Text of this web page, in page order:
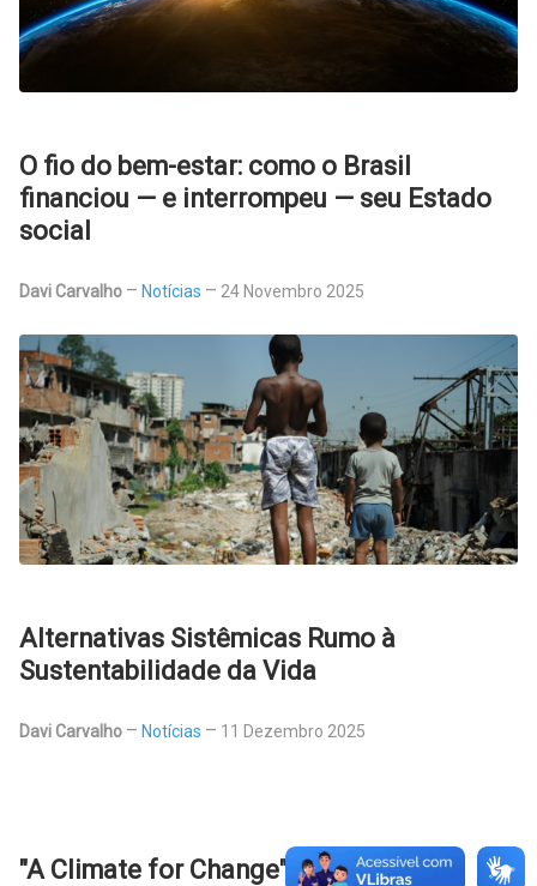
O fio do bem-estar: como o Brasil
financiou — e interrompeu — seu Estado
social
Davi Carvalho Notícias 24 Novembro 2025
Alternativas Sistêmicas Rumo à
Sustentabilidade da Vida
Davi Carvalho Notícias 11 Dezembro 2025
"A Climate for Change" reúne